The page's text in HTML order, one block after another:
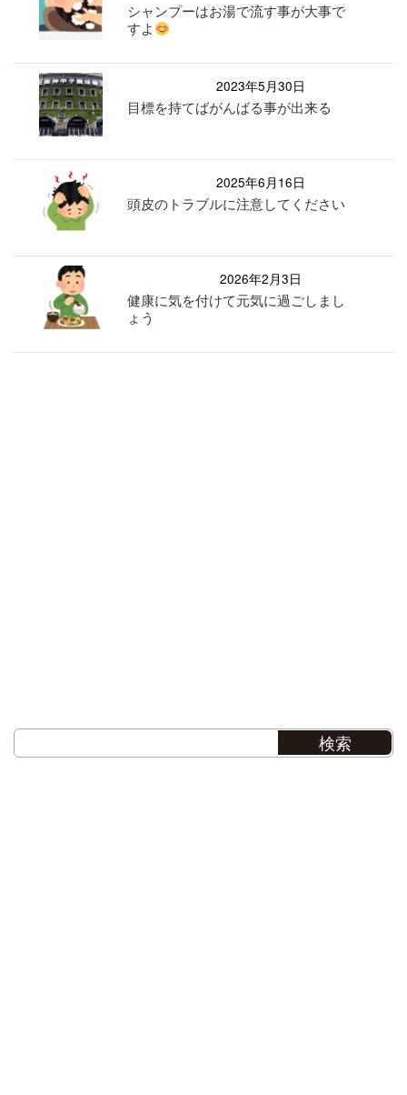
シャンプーはお湯で流す事が大事で
すよ
2023年5月30日
目標を持てばがんばる事が出来る
2025年6月16日
頭皮のトラブルに注意してください
2026年2月3日
健康に気を付けて元気に過ごしまし
ょう